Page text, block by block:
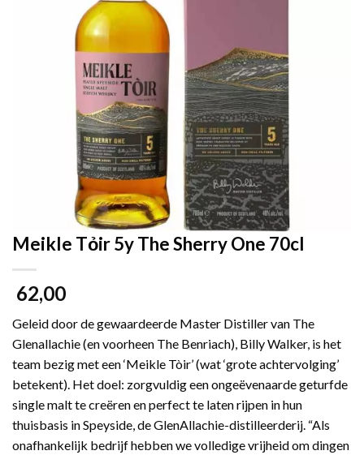
Meikle Tỏir 5y The Sherry One 70cl
62,00
Geleid door de gewaardeerde Master Distiller van The
Glenallachie (en voorheen The Benriach), Billy Walker, is het
team bezig met een ‘Meikle Tòir’ (wat ‘grote achtervolging’
betekent). Het doel: zorgvuldig een ongeëvenaarde geturfde
single malt te creëren en perfect te laten rijpen in hun
thuisbasis in Speyside, de GlenAllachie-distilleerderij. “Als
onafhankelijk bedrijf hebben we volledige vrijheid om dingen